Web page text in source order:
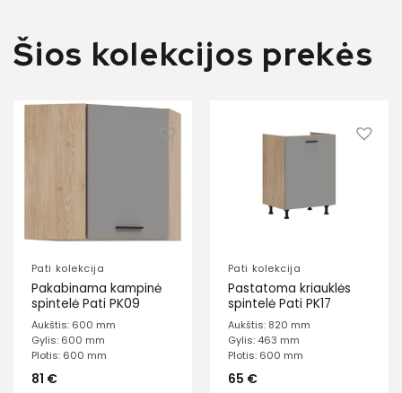
Šios kolekcijos prekės
Pati kolekcija
Pakabinama kampinė
spintelė Pati PK09
Aukštis: 600 mm
Gylis: 600 mm
Plotis: 600 mm
81 €
Pati kolekcija
Pastatoma kriauklės
spintelė Pati PK17
Aukštis: 820 mm
Gylis: 463 mm
Plotis: 600 mm
65 €